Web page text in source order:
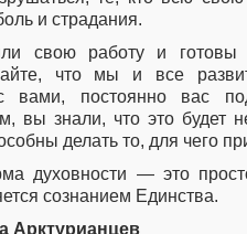
и страдания.
свою работу и готовы
что мы и все
вами, постоянно вас
вы знали, что это будет
делать то, для чего
духовности — это
сознанием Единства.
Арктурианцев